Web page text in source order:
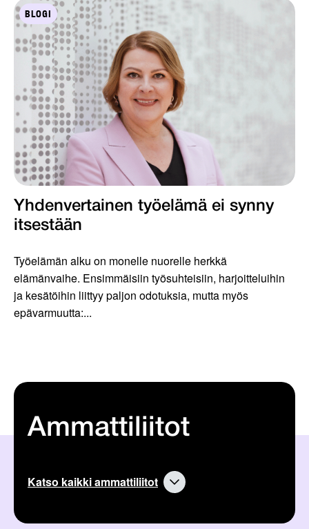
BLOGI
Yhdenvertainen työelämä ei synny
itsestään
Työelämän alku on monelle nuorelle herkkä
elämänvaihe. Ensimmäisiin työsuhteisiin, harjoitteluihin
ja kesätöihin liittyy paljon odotuksia, mutta myös
epävarmuutta:...
Ammattiliitot
Katso kaikki ammattiliitot